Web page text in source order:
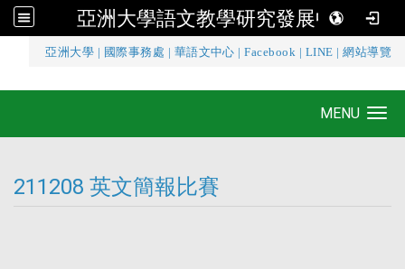
亞洲大學語文教學研究發展中心
亞洲大學 國際事務處 華語文中心 |Facebook LINE |網站導覽
亞洲大學語文教學研究發展中心
MENU
211208 英文簡報比賽